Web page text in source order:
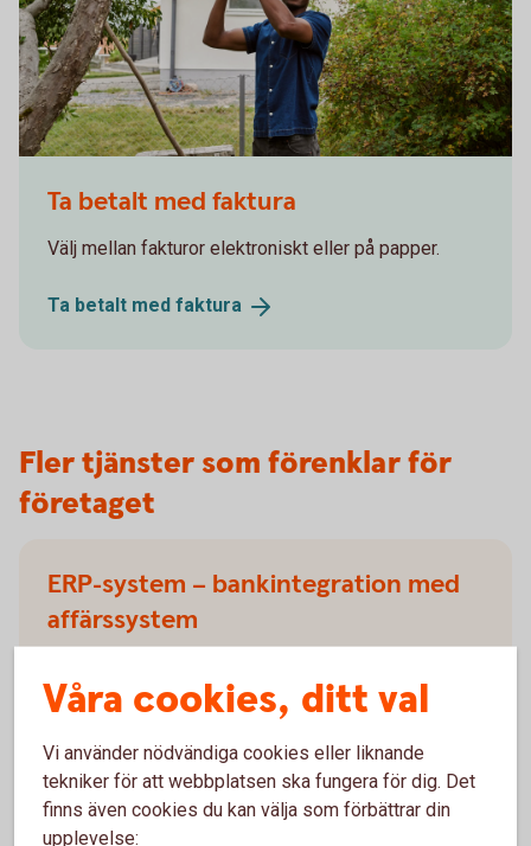
Ta betalt med faktura
Välj mellan fakturor elektroniskt eller på papper.
Ta betalt med faktura
Fler tjänster som förenklar för
företaget
ERP-system – bankintegration med
affärssystem
bankintegration. Få smidiga betalningar, säker
dataöverföring och automatisk
bokföring/avstämning med ERP-integration.
ERP-system - bankintegration med
affärssystem
Våra cookies, ditt val
Vi använder nödvändiga cookies eller liknande
tekniker för att webbplatsen ska fungera för dig. Det
finns även cookies du kan välja som förbättrar din
upplevelse: